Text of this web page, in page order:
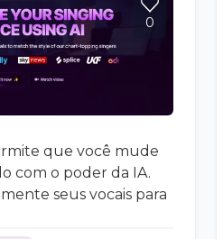
0
que você mude
com o poder da IA.
seus vocais para